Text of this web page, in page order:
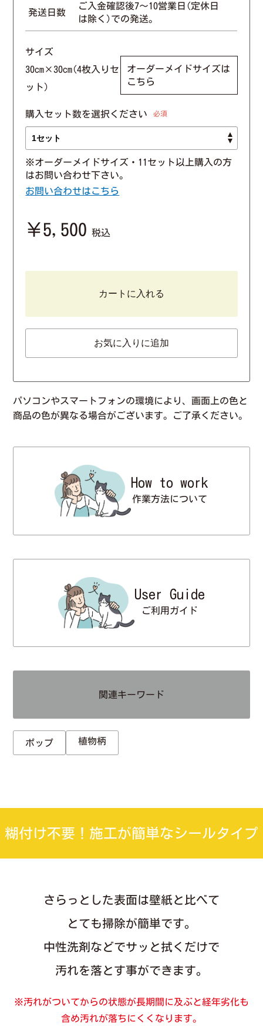
糊付け不要！施工が簡単なシールタイプ
さらっとした表面は壁紙と比べて
とても掃除が簡単です。
中性洗剤などでサッと拭くだけで
汚れを落とす事ができます。
※汚れがついてからの状態が長期間に及ぶと経年劣化も
含め汚れが落ちにくくなります。
発送日数
ご入金確認後7〜10営業日(定休日
は除く)での発送。
サイズ
30cm×30cm(4枚入りセ
ット)
オーダーメイドサイズは
こちら
購入セット数を選択ください 必須
※オーダーメイドサイズ・11セット以上購入の方
はお問い合わせ下さい。
お問い合わせはこちら
￥5,500 税込
カートに入れる
お気に入りに追加
パソコンやスマートフォンの環境により、画面上の色と
商品の色が異なる場合がございます。ご了承ください。
How to work
作業方法について
User Guide
ご利用ガイド
関連キーワード
ポップ 植物柄